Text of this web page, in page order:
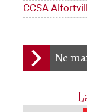
CCSA
Ne